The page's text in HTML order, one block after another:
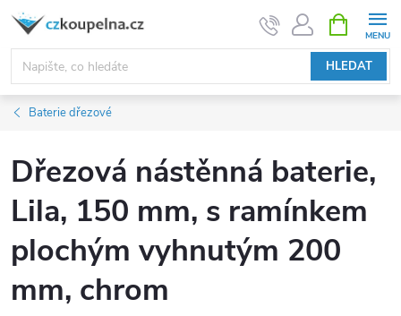
Přejít
obsah
HLEDAT
NÁKUPNÍ
KOŠÍK
Baterie dřezové
Dřezová nástěnná baterie,
Lila, 150 mm, s ramínkem
plochým vyhnutým 200
mm, chrom